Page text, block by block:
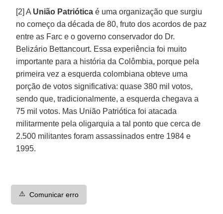
[2] A União Patriótica é uma organização que surgiu
no começo da década de 80, fruto dos acordos de paz
entre as Farc e o governo conservador do Dr.
Belizário Bettancourt. Essa experiência foi muito
importante para a história da Colômbia, porque pela
primeira vez a esquerda colombiana obteve uma
porção de votos significativa: quase 380 mil votos,
sendo que, tradicionalmente, a esquerda chegava a
75 mil votos. Mas União Patriótica foi atacada
militarmente pela oligarquia a tal ponto que cerca de
2.500 militantes foram assassinados entre 1984 e
1995.
⚠️ Comunicar erro